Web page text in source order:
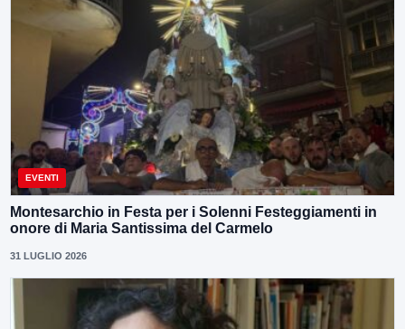
EVENTI
Montesarchio in Festa per i Solenni Festeggiamenti in
onore di Maria Santissima del Carmelo
31 LUGLIO 2026